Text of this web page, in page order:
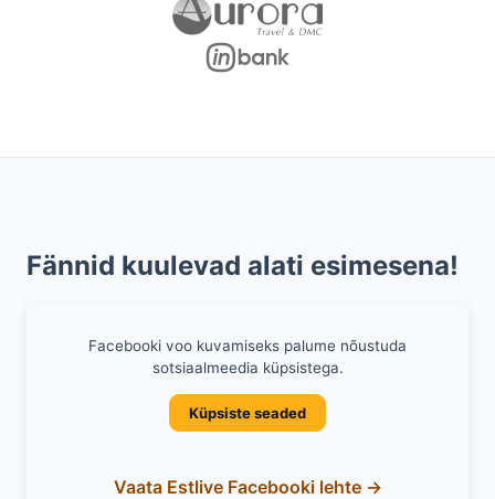
Fännid kuulevad alati esimesena!
Facebooki voo kuvamiseks palume nõustuda
sotsiaalmeedia küpsistega.
Küpsiste seaded
Vaata Estlive Facebooki lehte →